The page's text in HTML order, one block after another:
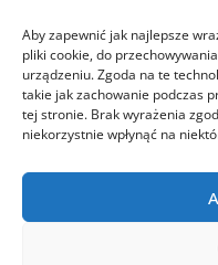
Aby zapewnić jak najlepsze
pliki cookie, do
urządzeniu. Zgoda na te
takie jak zachowanie podczas
tej stronie. Brak wyrażenia
niekorzystnie wpłynąć na
Odpowiedź jest prosta:
zgromadziliśmy dla Was
Dołącz do
Wspieraj
Wszelkie prawa
Opactwo